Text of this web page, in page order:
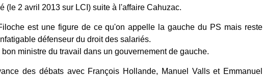
(le 2 avril 2013 sur LCI) suite à l'affaire Cahuzac.
est une figure de ce qu'on appelle la gauche du PS mais reste
défenseur du droit des salariés.
bon ministre du travail dans un gouvernement de gauche.
des débats avec François Hollande, Manuel Valls et Emmanuel